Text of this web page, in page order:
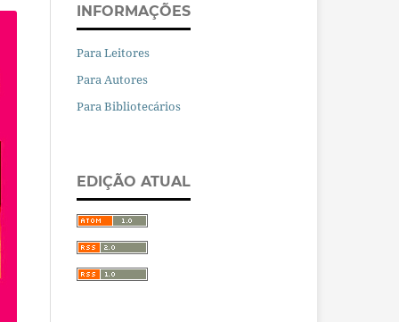
INFORMAÇÕES
Para Leitores
Para Autores
Para Bibliotecários
EDIÇÃO ATUAL